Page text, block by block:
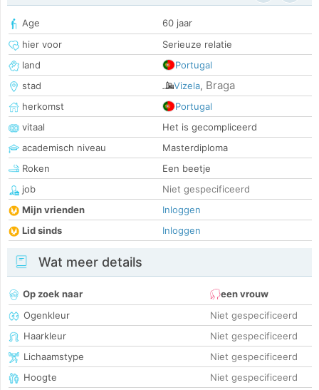
Age
60 jaar
hier voor
Serieuze relatie
land
Portugal
stad
Vizela, Braga
herkomst
Portugal
vitaal
Het is gecompliceerd
academisch niveau
Masterdiploma
Roken
Een beetje
job
Niet gespecificeerd
Mijn vrienden
Inloggen
Lid sinds
Inloggen
Wat meer details
Op zoek naar
een vrouw
Ogenkleur
Niet gespecificeerd
Haarkleur
Niet gespecificeerd
Lichaamstype
Niet gespecificeerd
Hoogte
Niet gespecificeerd